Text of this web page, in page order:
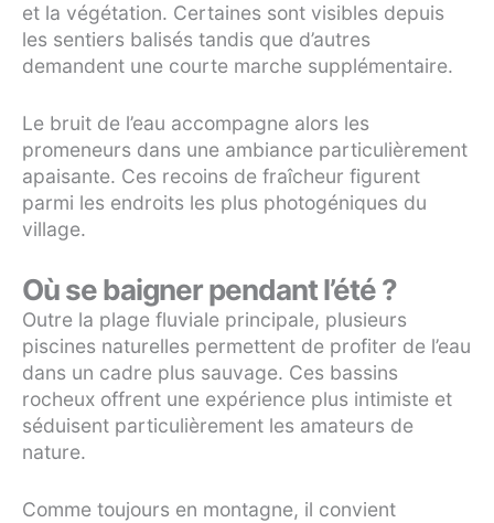
et la végétation. Certaines sont visibles depuis
les sentiers balisés tandis que d’autres
demandent une courte marche supplémentaire.
Le bruit de l’eau accompagne alors les
promeneurs dans une ambiance particulièrement
apaisante. Ces recoins de fraîcheur figurent
parmi les endroits les plus photogéniques du
village.
Où se baigner pendant l’été ?
Outre la plage fluviale principale, plusieurs
piscines naturelles permettent de profiter de l’eau
dans un cadre plus sauvage. Ces bassins
rocheux offrent une expérience plus intimiste et
séduisent particulièrement les amateurs de
nature.
Comme toujours en montagne, il convient